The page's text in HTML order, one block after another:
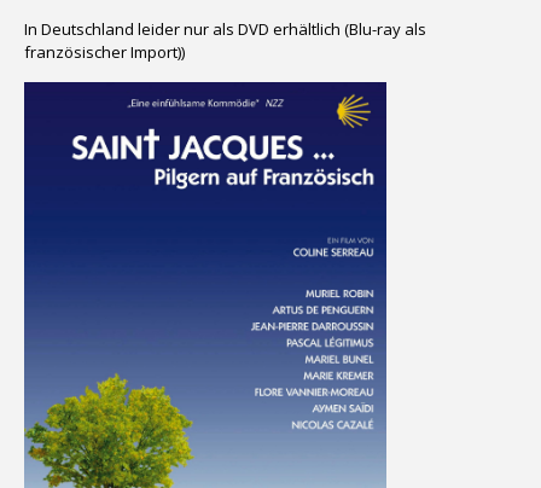
In Deutschland leider nur als DVD erhältlich (Blu-ray als
französischer Import))